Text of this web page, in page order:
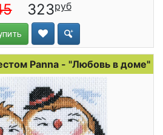
323
Panna - "Любовь в доме"